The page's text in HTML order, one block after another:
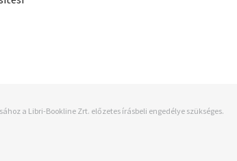
a Libri-Bookline Zrt. előzetes írásbeli engedélye szükséges.